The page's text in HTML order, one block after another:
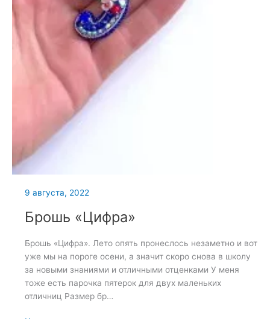
9 августа, 2022
Брошь «Цифра»
Брошь «Цифра». Лето опять пронеслось незаметно и вот
уже мы на пороге осени, а значит скоро снова в школу
за новыми знаниями и отличными отценками У меня
тоже есть парочка пятерок для двух маленьких
отличниц Размер бр…